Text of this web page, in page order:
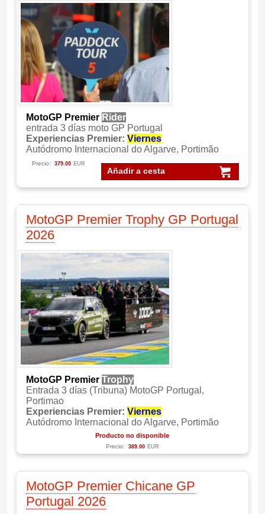
MotoGP Premier Rider
entrada 3 días moto GP Portugal
Experiencias Premier: Viernes
Autódromo Internacional do Algarve, Portimão
Añadir a cesta
Precio: 379.00 EUR
MotoGP Premier Trophy GP Portugal
2026
MotoGP Premier Trophy
Entrada 3 días (Tribuna) MotoGP Portugal,
Portimao
Experiencias Premier: Viernes
Autódromo Internacional do Algarve, Portimão
Producto no disponible
Precio: 389.00 EUR
MotoGP Premier Chicane GP
Portugal 2026